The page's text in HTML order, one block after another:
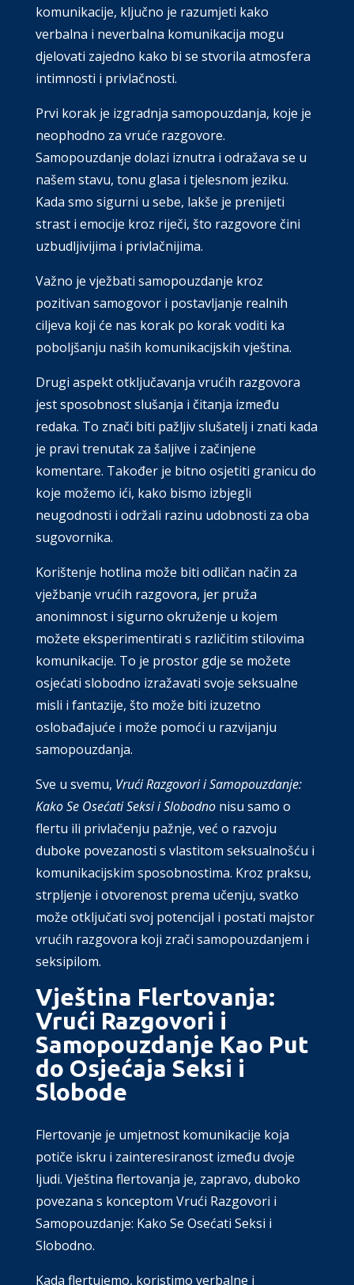
komunikacije, ključno je razumjeti kako
verbalna i neverbalna komunikacija mogu
djelovati zajedno kako bi se stvorila atmosfera
intimnosti i privlačnosti.
Prvi korak je izgradnja samopouzdanja, koje je
neophodno za vruće razgovore.
Samopouzdanje dolazi iznutra i odražava se u
našem stavu, tonu glasa i tjelesnom jeziku.
Kada smo sigurni u sebe, lakše je prenijeti
strast i emocije kroz riječi, što razgovore čini
uzbudljivijima i privlačnijima.
Važno je vježbati samopouzdanje kroz
pozitivan samogovor i postavljanje realnih
ciljeva koji će nas korak po korak voditi ka
poboljšanju naših komunikacijskih vještina.
Drugi aspekt otključavanja vrućih razgovora
jest sposobnost slušanja i čitanja između
redaka. To znači biti pažljiv slušatelj i znati kada
je pravi trenutak za šaljive i začinjene
komentare. Također je bitno osjetiti granicu do
koje možemo ići, kako bismo izbjegli
neugodnosti i održali razinu udobnosti za oba
sugovornika.
Korištenje hotlina može biti odličan način za
vježbanje vrućih razgovora, jer pruža
anonimnost i sigurno okruženje u kojem
možete eksperimentirati s različitim stilovima
komunikacije. To je prostor gdje se možete
osjećati slobodno izražavati svoje seksualne
misli i fantazije, što može biti izuzetno
oslobađajuće i može pomoći u razvijanju
samopouzdanja.
Sve u svemu, Vrući Razgovori i Samopouzdanje:
Kako Se Osećati Seksi i Slobodnonisu samo o
flertu ili privlačenju pažnje, već o razvoju
duboke povezanosti s vlastitom seksualnošću i
komunikacijskim sposobnostima. Kroz praksu,
strpljenje i otvorenost prema učenju, svatko
može otključati svoj potencijal i postati majstor
vrućih razgovora koji zrači samopouzdanjem i
seksipilom.
Vještina Flertovanja:
Vrući Razgovori i
Samopouzdanje Kao Put
do Osjećaja Seksi i
Slobode
Flertovanje je umjetnost komunikacije koja
potiče iskru i zainteresiranost između dvoje
ljudi. Vještina flertovanja je, zapravo, duboko
povezana s konceptom Vrući Razgovori i
Samopouzdanje: Kako Se Osećati Seksi i
Slobodno.
Kada flertujemo, koristimo verbalne i